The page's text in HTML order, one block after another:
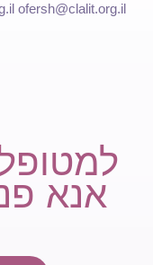
ofersh@clalit.org.il
אנא